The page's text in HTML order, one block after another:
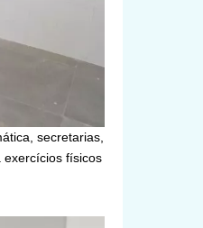
secretarias,
exercícios físicos